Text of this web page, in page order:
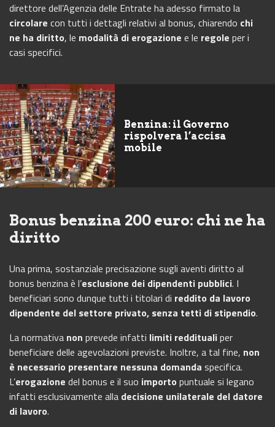
direttore dell’Agenzia delle Entrate ha adesso firmato la
circolare con tutti i dettagli relativi al bonus, chiarendo chi
ne ha diritto, le modalità di erogazione e le regole per i
casi specifici.
Benzina: il Governo
rispolvera l’accisa
mobile
Bonus benzina 200 euro: chi ne ha
diritto
Una prima, sostanziale precisazione sugli aventi diritto al
bonus benzina è l’esclusione dei dipendenti pubblici. I
beneficiari sono dunque tutti i titolari di reddito da lavoro
dipendente del settore privato, senza tetti di stipendio.
La normativa non prevede infatti limiti redditualiper
beneficiare delle agevolazioni previste. Inoltre, a tal fine, non
è necessario presentare nessuna domanda specifica.
L’erogazione del bonus e il suo importo puntuale si legano
infatti esclusivamente alla decisione unilaterale del datore
di lavoro.